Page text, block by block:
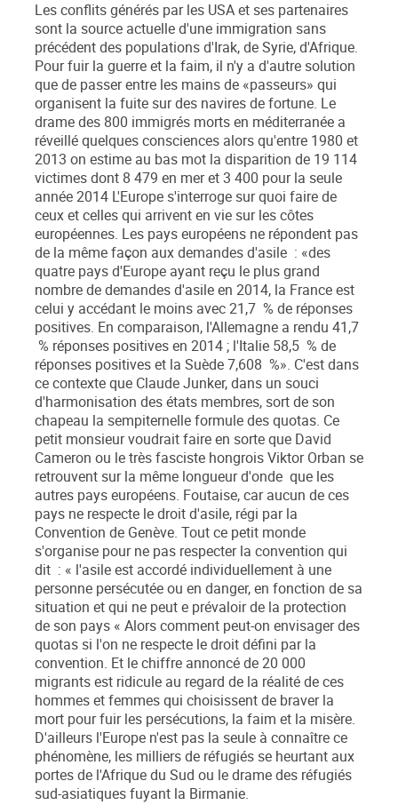
Les conflits générés par les USA et ses partenaires
sont la source actuelle d'une immigration sans
précédent des populations d'Irak, de Syrie, d'Afrique.
Pour fuir la guerre et la faim, il n'y a d'autre solution
que de passer entre les mains de «passeurs» qui
organisent la fuite sur des navires de fortune. Le
drame des 800 immigrés morts en méditerranée a
réveillé quelques consciences alors qu'entre 1980 et
2013 on estime au bas mot la disparition de 19 114
victimes dont 8 479 en mer et 3 400 pour la seule
année 2014 L'Europe s'interroge sur quoi faire de
ceux et celles qui arrivent en vie sur les côtes
européennes. Les pays européens ne répondent pas
de la même façon aux demandes d'asile : «des
quatre pays d'Europe ayant reçu le plus grand
nombre de demandes d'asile en 2014, la France est
celui y accédant le moins avec 21,7 % de réponses
positives. En comparaison, l'Allemagne a rendu 41,7
% réponses positives en 2014 ; l'Italie 58,5 % de
réponses positives et la Suède 7,608 %». C'est dans
ce contexte que Claude Junker, dans un souci
d'harmonisation des états membres, sort de son
chapeau la sempiternelle formule des quotas. Ce
petit monsieur voudrait faire en sorte que David
Cameron ou le très fasciste hongrois Viktor Orban se
retrouvent sur la même longueur d'onde que les
autres pays européens. Foutaise, car aucun de ces
pays ne respecte le droit d'asile, régi par la
Convention de Genève. Tout ce petit monde
s'organise pour ne pas respecter la convention qui
dit : « l'asile est accordé individuellement à une
personne persécutée ou en danger, en fonction de sa
situation et qui ne peut e prévaloir de la protection
de son pays « Alors comment peut-on envisager des
quotas si l'on ne respecte le droit défini par la
convention. Et le chiffre annoncé de 20 000
migrants est ridicule au regard de la réalité de ces
hommes et femmes qui choisissent de braver la
mort pour fuir les persécutions, la faim et la misère.
D'ailleurs l'Europe n'est pas la seule à connaître ce
phénomène, les milliers de réfugiés se heurtant aux
portes de l'Afrique du Sud ou le drame des réfugiés
sud-asiatiques fuyant la Birmanie.